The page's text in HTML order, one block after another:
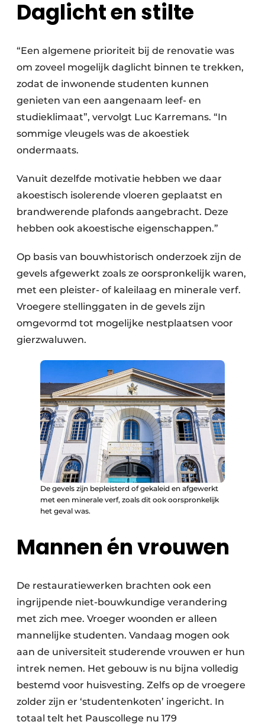
Daglicht en stilte
“Een algemene prioriteit bij de renovatie was
om zoveel mogelijk daglicht binnen te trekken,
zodat de inwonende studenten kunnen
genieten van een aangenaam leef- en
studieklimaat”, vervolgt Luc Karremans. “In
sommige vleugels was de akoestiek
ondermaats.
Vanuit dezelfde motivatie hebben we daar
akoestisch isolerende vloeren geplaatst en
brandwerende plafonds aangebracht. Deze
hebben ook akoestische eigenschappen.”
Op basis van bouwhistorisch onderzoek zijn de
gevels afgewerkt zoals ze oorspronkelijk waren,
met een pleister- of kaleilaag en minerale verf.
Vroegere stellinggaten in de gevels zijn
omgevormd tot mogelijke nestplaatsen voor
gierzwaluwen.
De gevels zijn bepleisterd of gekaleid en afgewerkt
met een minerale verf, zoals dit ook oorspronkelijk
het geval was.
Mannen én vrouwen
De restauratiewerken brachten ook een
ingrijpende niet-bouwkundige verandering
met zich mee. Vroeger woonden er alleen
mannelijke studenten. Vandaag mogen ook
aan de universiteit studerende vrouwen er hun
intrek nemen. Het gebouw is nu bijna volledig
bestemd voor huisvesting. Zelfs op de vroegere
zolder zijn er ‘studentenkoten’ ingericht. In
totaal telt het Pauscollege nu 179